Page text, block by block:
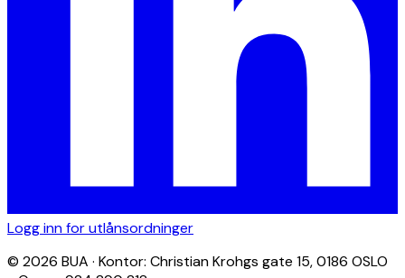
Logg inn for utlånsordninger
© 2026 BUA · Kontor: Christian Krohgs gate 15, 0186 OSLO